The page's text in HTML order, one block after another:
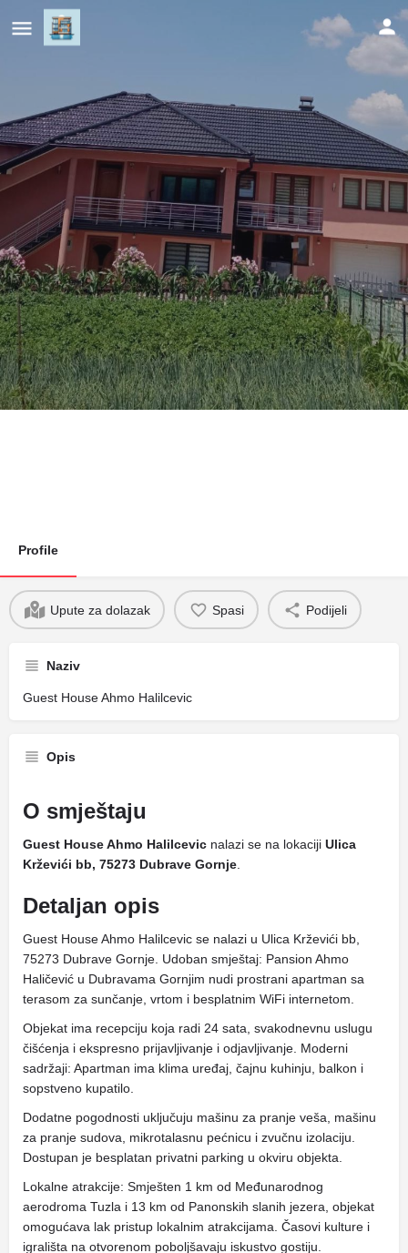
Guest House Ahmo Halilcevic
Profile
Upute za dolazak Spasi Podijeli
Naziv
Guest House Ahmo Halilcevic
Opis
O smještaju
Guest House Ahmo Halilcevic nalazi se na lokaciji Ulica
Krževići bb, 75273 Dubrave Gornje
Detaljan opis
Guest House Ahmo Halilcevic se nalazi u Ulica Krževići bb,
75273 Dubrave Gornje. Udoban smještaj: Pansion Ahmo
Haličević u Dubravama Gornjim nudi prostrani apartman sa
terasom za sunčanje, vrtom i besplatnim WiFi internetom.
Objekat ima recepciju koja radi 24 sata, svakodnevnu uslugu
čišćenja i ekspresno prijavljivanje i odjavljivanje. Moderni
sadržaji: Apartman ima klima uređaj, čajnu kuhinju, balkon i
sopstveno kupatilo.
Dodatne pogodnosti uključuju mašinu za pranje veša, mašinu
za pranje sudova, mikrotalasnu pećnicu i zvučnu izolaciju.
Dostupan je besplatan privatni parking u okviru objekta.
Lokalne atrakcije: Smješten 1 km od Međunarodnog
aerodroma Tuzla i 13 km od Panonskih slanih jezera, objekat
omogućava lak pristup lokalnim atrakcijama. Časovi kulture i
igrališta na otvorenom poboljšavaju iskustvo gostiju.